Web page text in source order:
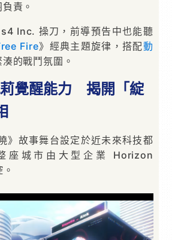
責。
Inc. 操刀，前導預告中也能聽
Fire》經典主題旋律，搭配動
的戰鬥氛圍。
覺醒能力 揭開「綻
》故事舞台設定於近未來科技都
座城市由大型企業 Horizon